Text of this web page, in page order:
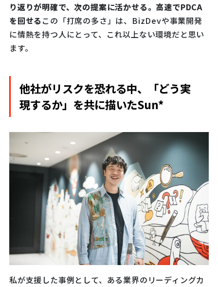
り返りが明確で、次の提案に活かせる。高速でPDCA
を回せる この「打席の多さ」は、BizDevや事業開発
に情熱を持つ人にとって、これ以上ない環境だと思い
ます。
他社がリスクを恐れる中、「どう実
現するか」を共に描いたSun*
私が支援した事例として、ある業界のリーディングカ